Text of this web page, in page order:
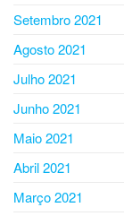
Setembro 2021
Agosto 2021
Julho 2021
Junho 2021
Maio 2021
Abril 2021
Março 2021